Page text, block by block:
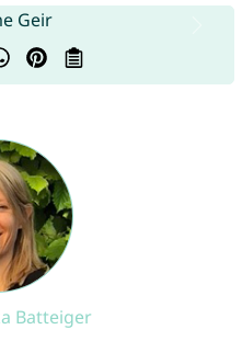
Batteiger